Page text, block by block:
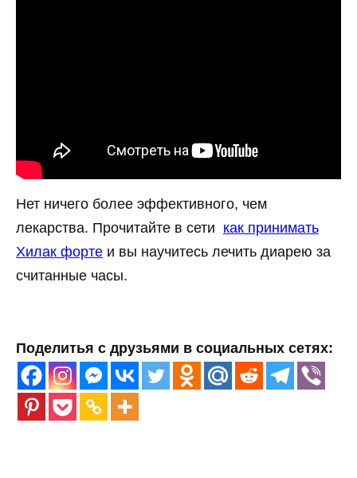
Нет ничего более эффективного, чем
лекарства. Прочитайте в сети как принимать
Хилак форте и вы научитесь лечить диарею за
считанные часы.
Поделитья с друзьями в социальных сетях: